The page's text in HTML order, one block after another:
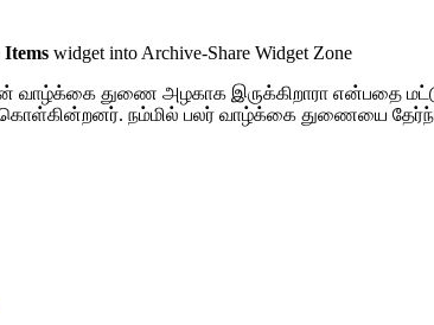
widget into Archive-Share Widget Zone
துணை அழகாக இருக்கிறாரா என்பதை மட்டும்
நம்மில் பலர் வாழ்க்கை துணையை